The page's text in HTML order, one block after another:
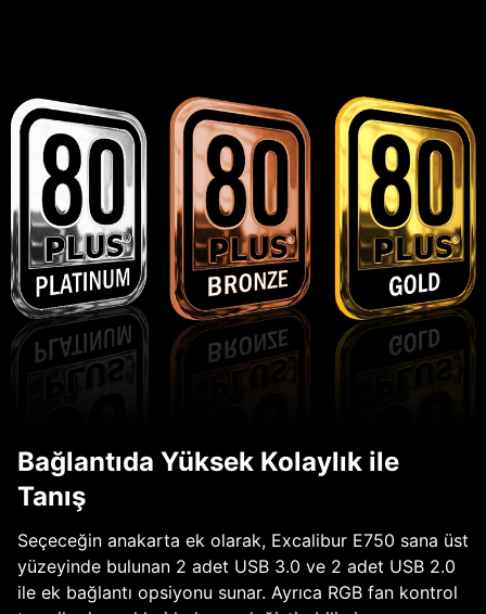
Bağlantıda Yüksek Kolaylık ile
Tanış
Seçeceğin anakarta ek olarak, Excalibur E750 sana üst
yüzeyinde bulunan 2 adet USB 3.0 ve 2 adet USB 2.0
ile ek bağlantı opsiyonu sunar. Ayrıca RGB fan kontrol